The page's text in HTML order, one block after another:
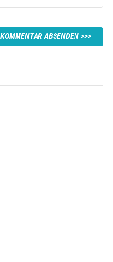
KOMMENTAR ABSENDEN